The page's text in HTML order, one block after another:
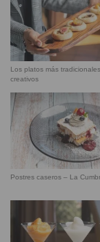
Los platos más
creativos
Postres caseros – La